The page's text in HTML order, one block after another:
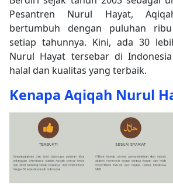
Pesantren Nurul Hayat,
bertumbuh dengan puluhan
setiap tahunnya. Kini, ada 30
Nurul Hayat tersebar di
halal dan kualitas yang terbaik.
Kenapa Aqiqah Nurul